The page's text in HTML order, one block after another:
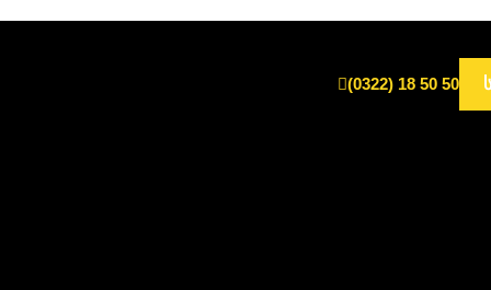
(0322) 18 50 50